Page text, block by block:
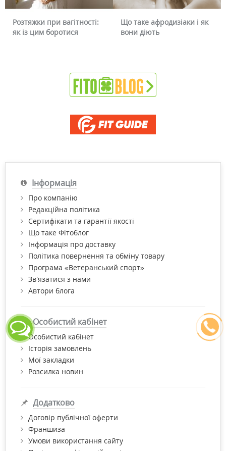
Що таке афродизіаки і як
вони діють
Чому червоніє
чи можна це
Інформація
Про компанію
Редакційна політика
Сертифікати та гарантії якості
Що таке Фітоблог
Інформація про доставку
Політика повернення та обміну товару
Програма «Ветеранський спорт»
Зв’язатися з нами
Автори блога
Особистий кабінет
Особистий кабінет
Історія замовлень
Мої закладки
Розсилка новин
Додатково
Договір публічної оферти
Франшиза
Умови використання сайту